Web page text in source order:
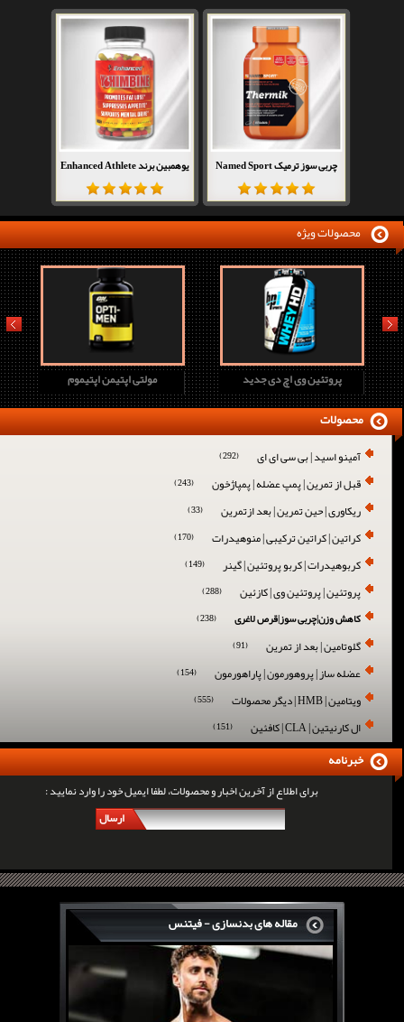
چربی سوز ترمیک Named Sport یوهمبین برند Enhanced Athlete
محصولات ویژه
مولتی اپتیمن اپتیموم پروتئین وی اچ دی جدید
prev next
آمینو اسید | بی سی ای ای (292)
قبل از تمرین | پمپ عضله | پمپاژخون (243)
ریکاوری | حین تمرین | بعد ازتمرین (33)
کراتین | کراتین ترکیبی | منوهیدرات (170)
کربوهیدرات | کربو پروتئین | گینر (149)
پروتئین | پروتئین وی | کازئین (288)
کاهش وزن|چربی سوز|قرص لاغری (238)
گلوتامین | بعد از تمرین (91)
عضله ساز | پروهورمون | پاراهورمون (154)
ویتامین | HMB | دیگر محصولات (555)
ال کارنیتین | CLA | کافئین (151)
محصولات
برای اطلاع از آخرین اخبار و محصولات، لطفا ایمیل خود را وارد نمایید :
ارسال
خبرنامه
مقاله های بدنسازی - فیتنس
سرگی کنستانس چگونه بر روی بازو های فوق العاده...